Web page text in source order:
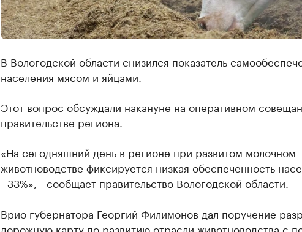
В Вологодской области снизился показатель
населения мясом и яйцами.
Этот вопрос обсуждали накануне на оперативном
правительстве региона.
«На сегодняшний день в регионе при развитом молочном
животноводстве фиксируется низкая обеспеченность
- 33%», - сообщает правительство Вологодской области.
Врио губернатора Георгий Филимонов дал поручение
дорожную карту по развитию отрасли животноводства с